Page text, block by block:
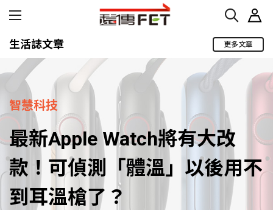
生活誌文章 更多文章
智慧科技
最新Apple Watch將有大改
款！可偵測「體溫」以後用不
到耳溫槍了？